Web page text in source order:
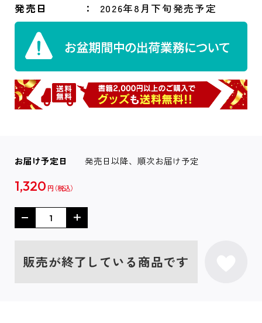
発売日
2026年8月下旬発売予定
お届け予定日 発売日以降、順次お届け予定
1,320 円
販売が終了している商品です